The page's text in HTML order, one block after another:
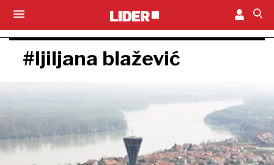
#ljiljana blažević